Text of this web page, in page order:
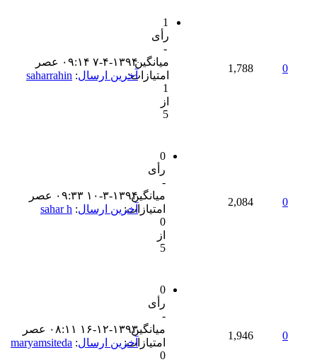
0
1,788
1
رأی
-
میانگین
امتیازات:
1
از
5
۷-۴-۱۳۹۴ ۰۹:۱۴ عصر
آخرین ارسال:
saharrahin
0
2,084
0
رأی
-
میانگین
امتیازات:
0
از
5
۱۰-۳-۱۳۹۴ ۰۹:۳۳ عصر
آخرین ارسال:
sahar h
0
1,946
0
رأی
-
میانگین
امتیازات:
0
۱۶-۱۲-۱۳۹۳ ۰۸:۱۱ عصر
آخرین ارسال:
maryamsiteda